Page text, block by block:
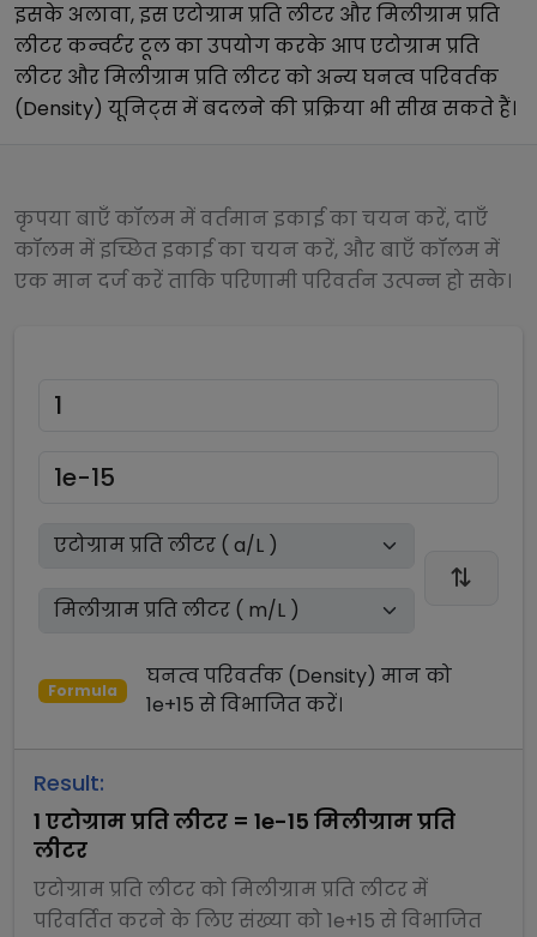
इसके अलावा, इसएटोग्राम प्रति लीटर औरमिलीग्राम प्रति
लीटरकन्वर्टर टूल का उपयोग करके आपएटोग्राम प्रति
लीटर औरमिलीग्राम प्रति लीटरको अन्यघनत्व परिवर्तक
(Density) यूनिट्स में बदलने की प्रक्रिया भी सीख सकते हैं।
कृपया बाएँ कॉलम में वर्तमान इकाई का चयन करें, दाएँ
कॉलम में इच्छित इकाई का चयन करें, और बाएँ कॉलम में
एक मान दर्ज करें ताकि परिणामी परिवर्तन उत्पन्न हो सके।
Formula
घनत्व परिवर्तक (Density) मान को
1e+15 सेविभाजितकरें।
Result:
1 एटोग्राम प्रति लीटर = 1e-15 मिलीग्राम प्रति
लीटर
एटोग्राम प्रति लीटरकोमिलीग्राम प्रति लीटरमें
परिवर्तित करने के लिए संख्या को1e+15 सेविभाजित